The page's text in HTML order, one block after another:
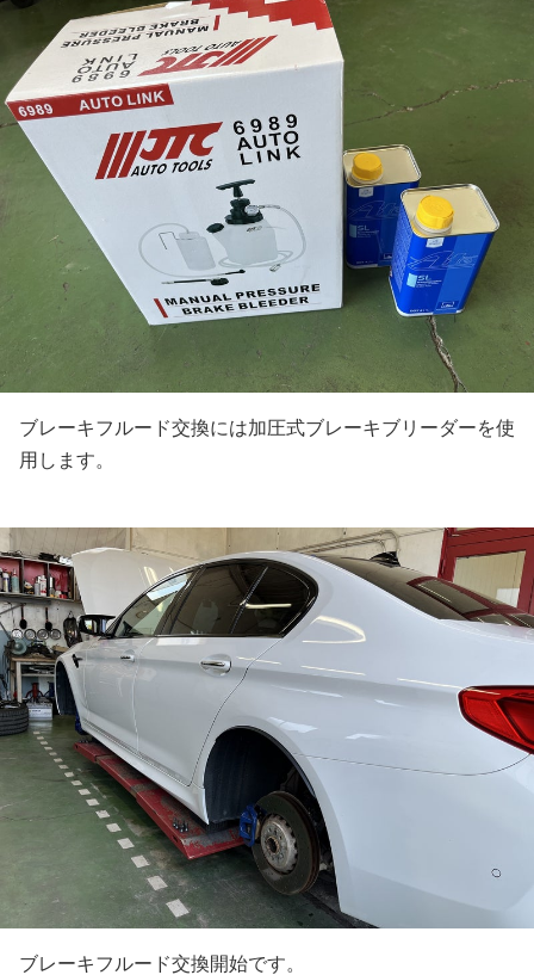
ブレーキフルード交換には加圧式ブレーキブリーダーを使
用します。
ブレーキフルード交換開始です。